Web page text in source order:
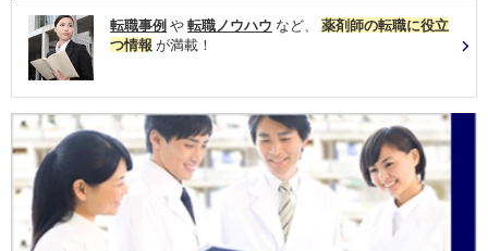
転職事例 や 転職ノウハウ など、 薬剤師の転職に役立
つ情報 が満載！